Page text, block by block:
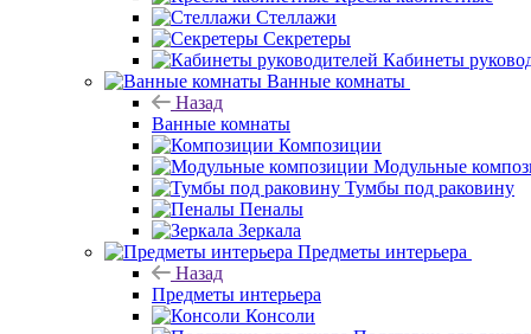
Стеллажи
Секретеры
Кабинеты
Ванные комнаты
Назад
Ванные комнаты
Композиции
Модульные
Тумбы под раковину
Пеналы
Зеркала
Предметы интерьера
Назад
Предметы интерьера
Консоли